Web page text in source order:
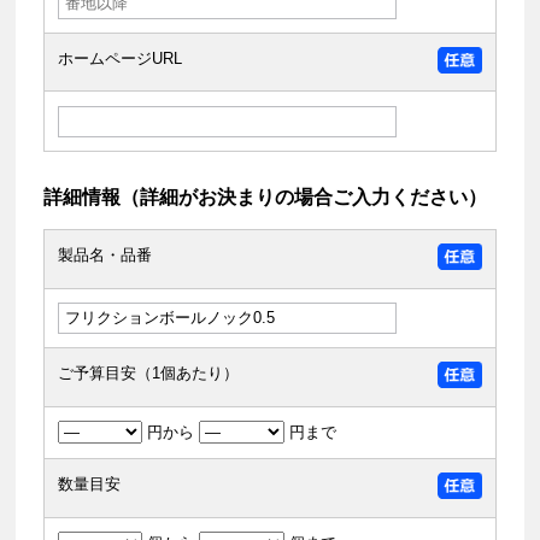
ホームページURL
詳細情報（詳細がお決まりの場合ご入力ください）
製品名・品番
ご予算目安（1個あたり）
円から 円まで
数量目安